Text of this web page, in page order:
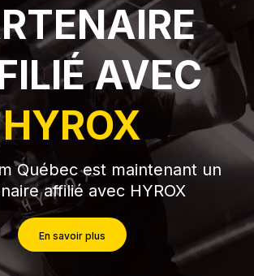
AVEC
HYROX
Québec est maintenant un
affilié avec HYROX
En savoir plus